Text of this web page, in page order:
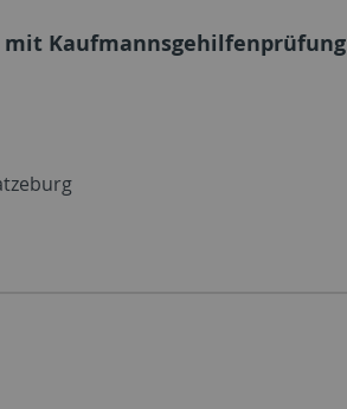
Kaufmannsgehilfenprüfung